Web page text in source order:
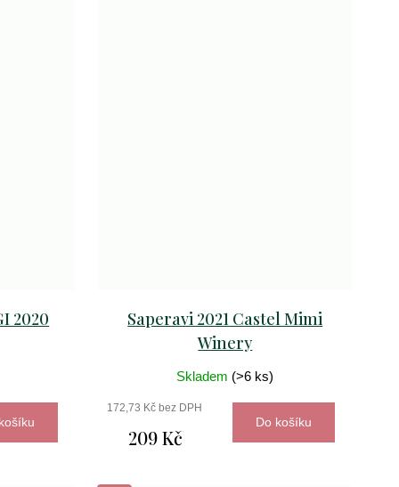
2020
Saperavi 2021 Castel Mimi
Winery
Skladem (>6 ks)
172,73 Kč bez DPH
209 Kč
Do košíku